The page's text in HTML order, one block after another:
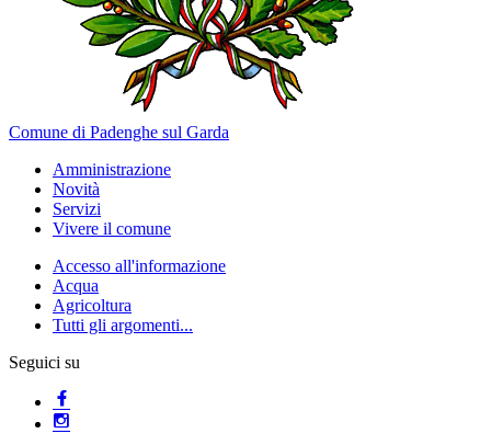
Comune di Padenghe sul Garda
Amministrazione
Novità
Servizi
Vivere il comune
Accesso all'informazione
Acqua
Agricoltura
Tutti gli argomenti...
Seguici su